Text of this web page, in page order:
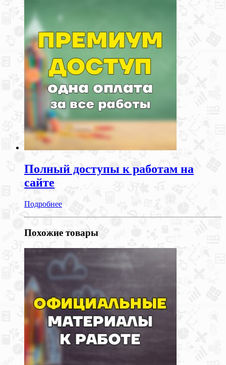
Полный доступы к работам на
сайте
Подробнее
Похожие товары